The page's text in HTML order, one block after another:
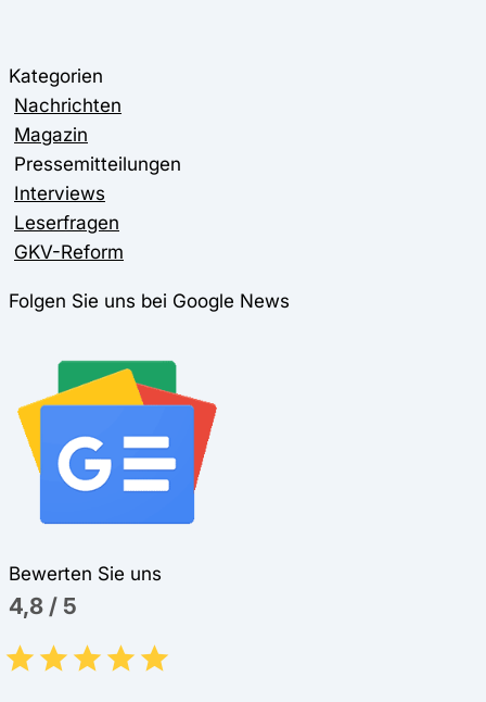
Kategorien
Nachrichten
Magazin
Pressemitteilungen
Interviews
Leserfragen
GKV-Reform
Folgen Sie uns bei Google News
Bewerten Sie uns
4,8 / 5